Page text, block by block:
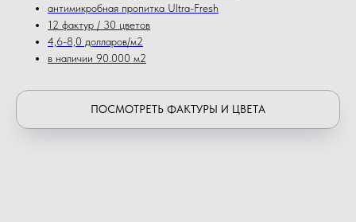
антимикробная пропитка Ultra-Fresh
12 фактур / 30 цветов
4,6-8,0 долларов/м2
в наличии 90.000 м2
ПОСМОТРЕТЬ ФАКТУРЫ И ЦВЕТА